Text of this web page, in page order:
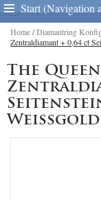
Start (Navigation
Home/Diamantring
Zentraldiamant + 0,64 ct
The
Weissgold